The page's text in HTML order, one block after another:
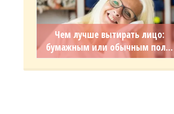
Чем лучше вытирать лицо:
бумажным или обычным пол...